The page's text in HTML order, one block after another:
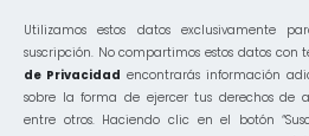
Utilizamos estos datos exclusivamente
suscripción. No compartimos estos datos con
de Privacidad encontrarás información
sobre la forma de ejercer tus derechos de
entre otros. Haciendo clic en el botón